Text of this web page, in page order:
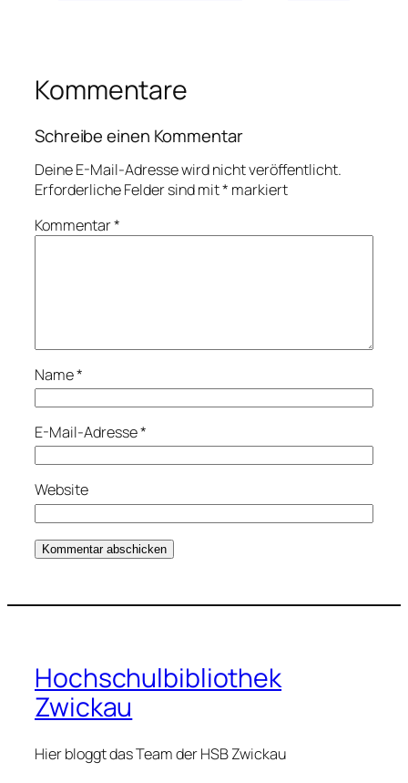
Kommentare
Schreibe einen Kommentar
Deine E-Mail-Adresse wird nicht veröffentlicht.
Erforderliche Felder sind mit* markiert
Kommentar*
Name*
E-Mail-Adresse*
Website
Hochschulbibliothek
Zwickau
Hier bloggt das Team der HSB Zwickau